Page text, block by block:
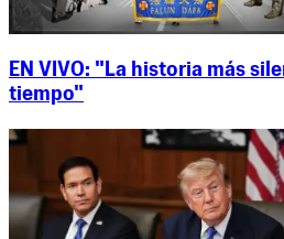
EN VIVO: "La historia más
tiempo"